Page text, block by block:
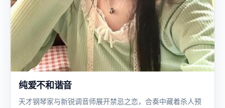
纯爱不和谐音
天才钢琴家与新锐调音师展开禁忌之恋，合奏中藏着杀人预